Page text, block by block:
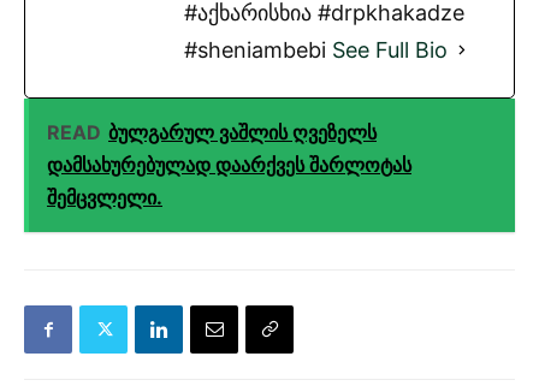
#აქხარისხია #drpkhakadze
#sheniambebi See Full Bio
READ ბულგარულ ვაშლის ღვეზელს
დამსახურებულად დაარქვეს შარლოტას
შემცვლელი.